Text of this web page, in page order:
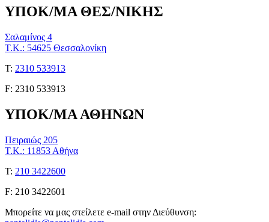
ΥΠΟΚ/ΜΑ ΘΕΣ/ΝΙΚΗΣ
Σαλαμίνος 4
Τ.Κ.: 54625 Θεσσαλονίκη
Τ: 2310 533913
F: 2310 533913
ΥΠΟΚ/ΜΑ ΑΘΗΝΩΝ
Πειραιώς 205
Τ.Κ.: 11853 Αθήνα
Τ: 210 3422600
F: 210 3422601
Μπορείτε να μας στείλετε e-mail στην Διεύθυνση: